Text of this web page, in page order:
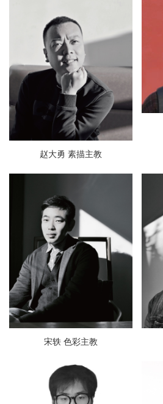
赵大勇 素描主教
宋轶 色彩主教